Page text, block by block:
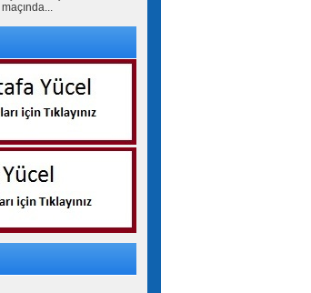
otomobil ile çarpışan
ağır yaralandı
ile çarpışan motosikletin
İzmir Otoyolu tünelinde
Orhangazi Tüneli'nde
çarptığı...